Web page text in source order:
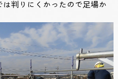
は判りにくかったので足場か